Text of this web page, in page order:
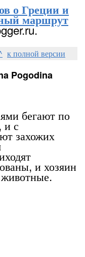
о Греции и
маршрут
к полной версии
Pogodina
бегают по
и с
захожих
и хозяин
животные.